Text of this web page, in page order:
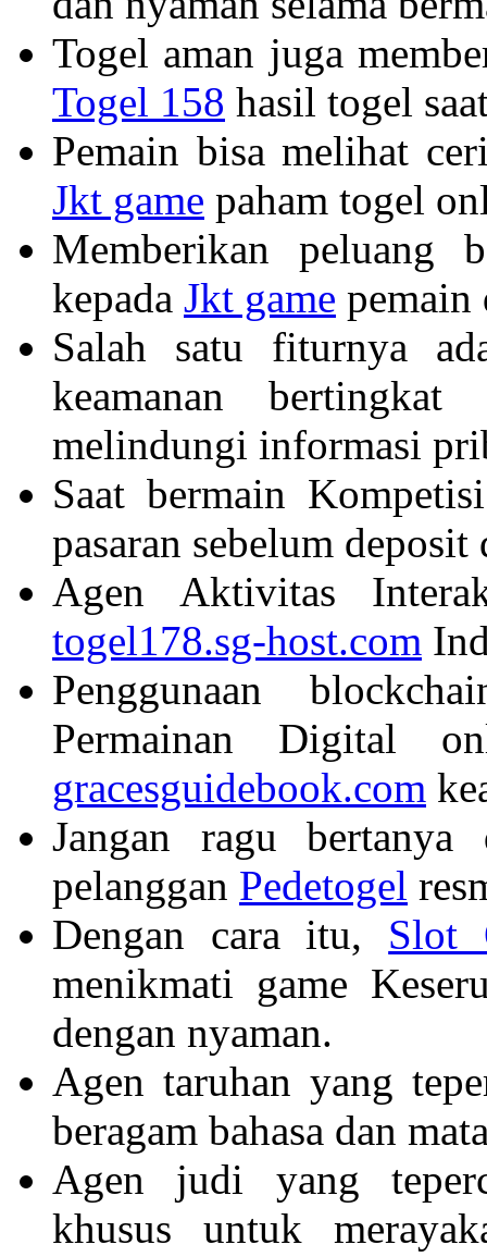
Togel aman juga
Togel 158 hasil togel
Pemain bisa melihat
Jkt game paham togel
Memberikan peluang
kepada Jkt game pemain
Salah satu fiturnya
keamanan
melindungi informasi
Saat bermain
pasaran sebelum
Agen Aktivitas
togel178.sg-host.com
Penggunaan
Permainan Digital
gracesguidebook.com
Jangan ragu bertanya
pelanggan Pedetogel
Dengan cara itu, Slot
menikmati game
dengan nyaman.
Agen taruhan yang
beragam bahasa dan
Agen judi yang
khusus untuk